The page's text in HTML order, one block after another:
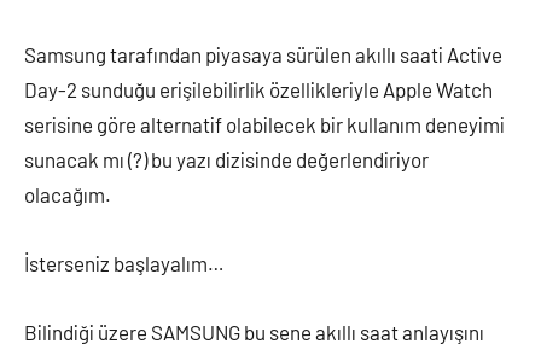
Samsung tarafından piyasaya sürülen akıllı saati Active
Day-2 sunduğu erişilebilirlik özellikleriyle Apple Watch
serisine göre alternatif olabilecek bir kullanım deneyimi
sunacak mı (?) bu yazı dizisinde değerlendiriyor
olacağım.
İsterseniz başlayalım…
Bilindiği üzere SAMSUNG bu sene akıllı saat anlayışını